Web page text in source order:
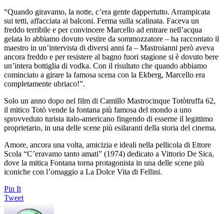
“Quando giravamo, la notte, c’era gente dappertutto. Arrampicata
sui tetti, affacciata ai balconi. Ferma sulla scalinata. Faceva un
freddo terribile e per convincere Marcello ad entrare nell’acqua
gelata lo abbiamo dovuto vestire da sommozzatore – ha raccontato il
maestro in un’intervista di diversi anni fa – Mastroianni però aveva
ancora freddo e per resistere al bagno fuori stagione si è dovuto bere
un’intera bottiglia di vodka. Con il risultato che quando abbiamo
cominciato a girare la famosa scena con la Ekberg, Marcello era
completamente ubriaco!”.
Solo un anno dopo nel film di Camillo Mastrocinque Totòtruffa 62,
il mitico Totò vende la fontana più famosa del mondo a uno
sprovveduto turista italo-americano fingendo di esserne il legittimo
proprietario, in una delle scene più esilaranti della storia del cinema.
Amore, ancora una volta, amicizia e ideali nella pellicola di Ettore
Scola “C’eravamo tanto amati” (1974) dedicato a Vittorio De Sica,
dove la mitica Fontana torna protagonista in una delle scene più
iconiche con l’omaggio a La Dolce Vita di Fellini.
Pin It
Tweet